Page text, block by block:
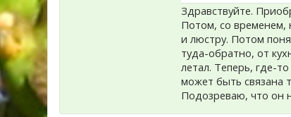
Здравствуйте.
Потом, со временем,
и люстру. Потом
туда-обратно, от
летал. Теперь, где-
может быть связана
Подозреваю, что он